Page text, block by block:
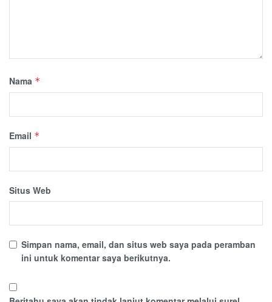
Nama *
Email *
Situs Web
Simpan nama, email, dan situs web saya pada peramban
ini untuk komentar saya berikutnya.